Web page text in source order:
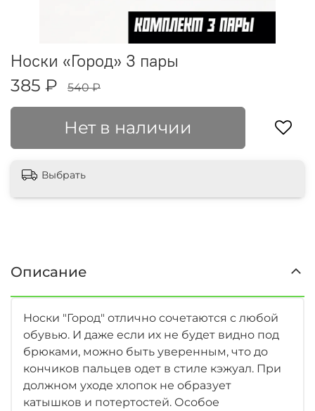
Носки «Город» 3 пары
385 ₽ 540 ₽
Нет в наличии
Выбрать
Описание
Носки "Город" отлично сочетаются с любой
обувью. И даже если их не будет видно под
брюками, можно быть уверенным, что до
кончиков пальцев одет в стиле кэжуал. При
должном уходе хлопок не образует
катышков и потертостей. Особое